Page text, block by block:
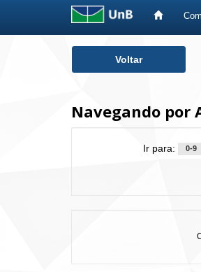
Voltar
Navegando por
Ir para: 0-9